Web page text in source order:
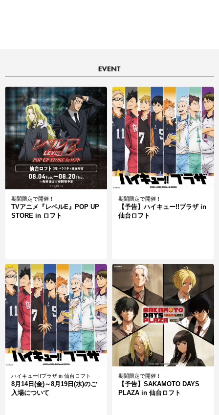
期間限定で開催！
TVアニメ『レベルE』POP UP
STORE in ロフト
期間限定で開催！
【予告】ハイキュー!!プラザ in
仙台ロフト
ハイキュー!!プラザ in 仙台ロフト
8月14日(金)～8月19日(水)のご
入場について
期間限定で開催！
【予告】SAKAMOTO DAYS
PLAZA in 仙台ロフト